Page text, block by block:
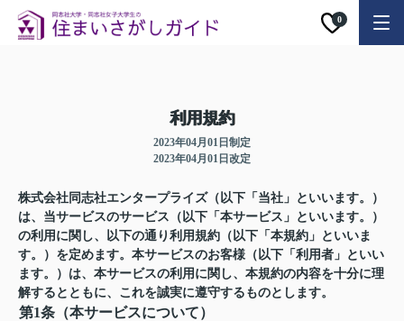
0
利用規約
2023年04月01日制定
2023年04月01日改定
株式会社同志社エンタープライズ（以下「当社」といいます。）
は、当サービスのサービス（以下「本サービス」といいます。）
の利用に関し、以下の通り利用規約（以下「本規約」といいま
す。）を定めます。本サービスのお客様（以下「利用者」といい
ます。）は、本サービスの利用に関し、本規約の内容を十分に理
解するとともに、これを誠実に遵守するものとします。
第1条（本サービスについて）